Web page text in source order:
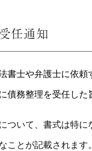
任通知
書士や弁護士に依
債務整理を受任した
ついて、書式は特に
ことが記載されます。